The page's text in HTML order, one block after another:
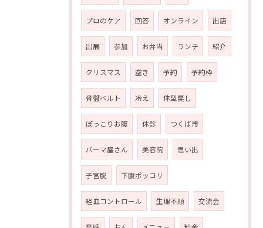
プロのケア 回答 オンライン 出店
出展 参加 お弁当 ランチ 紹介
クリスマス 空き 予約 予約枠
骨盤ベルト 冷え 体型戻し
ぽっこりお腹 休診 つくば市
パーマ屋さん 美容院 思い出
子宮脱 下腹ポッコリ
経血コントロール 生理不順 交流会